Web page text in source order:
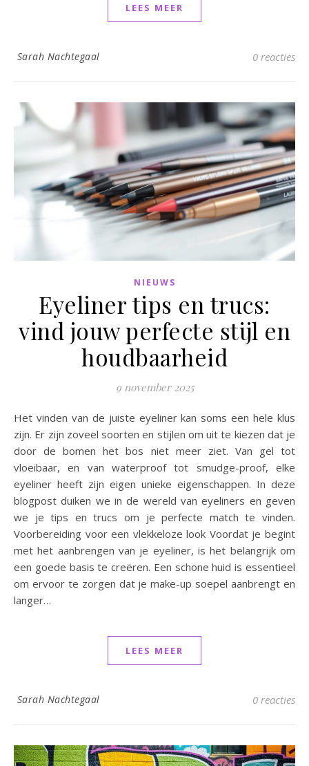
LEES MEER
Sarah Nachtegaal 0 reacties
NIEUWS
Eyeliner tips en trucs:
vind jouw perfecte stijl en
houdbaarheid
9 november 2025
Het vinden van de juiste eyeliner kan soms een hele klus
zijn. Er zijn zoveel soorten en stijlen om uit te kiezen dat je
door de bomen het bos niet meer ziet. Van gel tot
vloeibaar, en van waterproof tot smudge-proof, elke
eyeliner heeft zijn eigen unieke eigenschappen. In deze
blogpost duiken we in de wereld van eyeliners en geven
we je tips en trucs om je perfecte match te vinden.
Voorbereiding voor een vlekkeloze look Voordat je begint
met het aanbrengen van je eyeliner, is het belangrijk om
een goede basis te creëren. Een schone huid is essentieel
om ervoor te zorgen dat je make-up soepel aanbrengt en
langer…
LEES MEER
Sarah Nachtegaal 0 reacties